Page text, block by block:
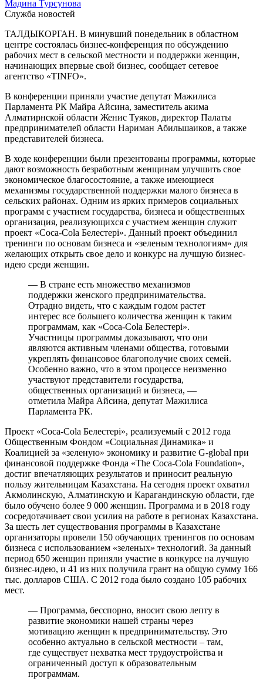
Мадина Турсунова
Служба новостей
ТАЛДЫКОРГАН. В минувший понедельник в областном
центре состоялась бизнес-конференция по обсуждению
рабочих мест в сельской местности и поддержки женщин,
начинающих впервые свой бизнес, сообщает сетевое
агентство «TINFO».
В конференции приняли участие депутат Мажилиса
Парламента РК Майра Айсина, заместитель акима
Алматирнской области Женис Туяков, директор Палаты
предпринимателей области Нариман Абильшаиков, а также
представителей бизнеса.
В ходе конференции были презентованы программы, которые
дают возможность безработным женщинам улучшить свое
экономическое благосостояние, а также имеющиеся
механизмы государственной поддержки малого бизнеса в
сельских районах. Одним из ярких примеров социальных
программ с участием государства, бизнеса и общественных
организация, реализующихся с участием женщин служит
проект «Coca-Cola Белестерi». Данный проект объединил
тренинги по основам бизнеса и «зеленым технологиям» для
желающих открыть свое дело и конкурс на лучшую бизнес-
идею среди женщин.
— В стране есть множество механизмов
поддержки женского предпринимательства.
Отрадно видеть, что с каждым годом растет
интерес все большего количества женщин к таким
программам, как «Coca-Cola Белестерi».
Участницы программы доказывают, что они
являются активным членами общества, готовыми
укреплять финансовое благополучие своих семей.
Особенно важно, что в этом процессе неизменно
участвуют представители государства,
общественных организаций и бизнеса, —
отметила Майра Айсина, депутат Мажилиса
Парламента РК.
Проект «Coca-Cola Белестері», реализуемый с 2012 года
Общественным Фондом «Социальная Динамика» и
Коалицией за «зеленую» экономику и развитие G-global при
финансовой поддержке Фонда «The Coca-Cola Foundation»,
достиг впечатляющих результатов и приносит реальную
пользу жительницам Казахстана. На сегодня проект охватил
Акмолинскую, Алматинскую и Карагандинскую области, где
было обучено более 9 000 женщин. Программа и в 2018 году
сосредотачивает свои усилия на работе в регионах Казахстана.
За шесть лет существования программы в Казахстане
организаторы провели 150 обучающих тренингов по основам
бизнеса с использованием «зеленых» технологий. За данный
период 650 женщин приняли участие в конкурсе на лучшую
бизнес-идею, и 41 из них получила грант на общую сумму 166
тыс. долларов США. С 2012 года было создано 105 рабочих
мест.
— Программа, бесспорно, вносит свою лепту в
развитие экономики нашей страны через
мотивацию женщин к предпринимательству. Это
особенно актуально в сельской местности – там,
где существует нехватка мест трудоустройства и
ограниченный доступ к образовательным
программам.